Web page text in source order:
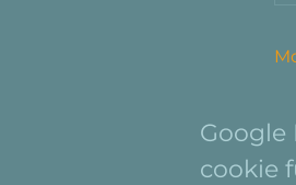
Google
cookie